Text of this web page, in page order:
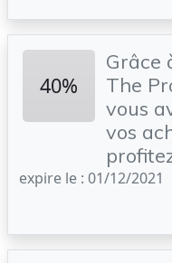
40%
Grâce
The
vous
vos
expire le : 01/12/2021